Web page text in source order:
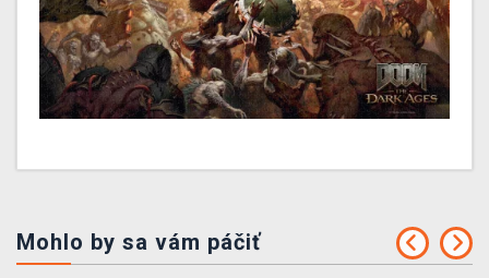
Mohlo by sa vám páčiť